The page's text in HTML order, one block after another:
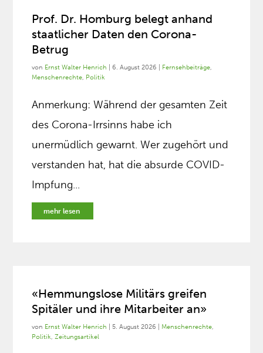
Prof. Dr. Homburg belegt anhand
staatlicher Daten den Corona-
Betrug
von Ernst Walter Henrich |6. August 2026 Fernsehbeiträge,
Menschenrechte, Politik
Anmerkung: Während der gesamten Zeit
des Corona-Irrsinns habe ich
unermüdlich gewarnt. Wer zugehört und
verstanden hat, hat die absurde COVID-
Impfung...
mehr lesen
«Hemmungslose Militärs greifen
Spitäler und ihre Mitarbeiter an»
von Ernst Walter Henrich |5. August 2026 Menschenrechte,
Politik,Zeitungsartikel